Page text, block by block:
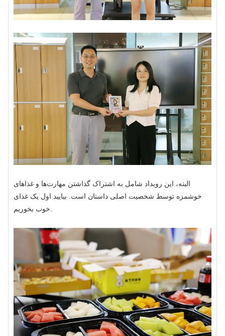
البته، این رویداد شامل به اشتراک گذاشتن مهارت‌ها و غذاهای
خوشمزه توسط شخصیت اصلی داستان است. بیایید اول یک غذای